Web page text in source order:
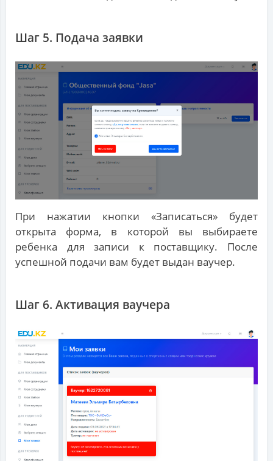
Шаг 5. Подача заявки
При нажатии кнопки «Записаться» будет
открыта форма, в которой вы выбираете
ребенка для записи к поставщику. После
успешной подачи вам будет выдан ваучер.
Шаг 6. Активация ваучера